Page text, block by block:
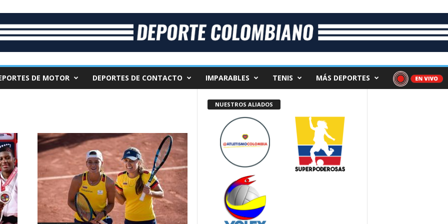
DE MOTOR DEPORTES DE CONTACTO IMPARABLES TENIS MÁS DEPORTES
NUESTROS ALIADOS